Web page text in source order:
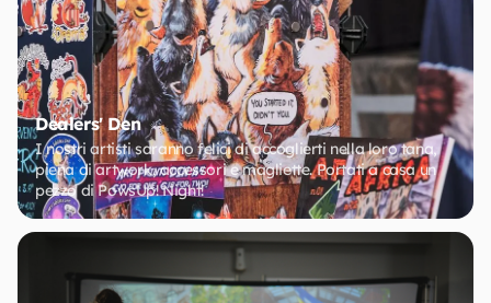
Dealers' Den
I nostri artisti saranno felici di accoglierti nella loro tana,
piena di artwork, accessori e magliette. Portati a casa un
pezzo di PowsUp! Night!